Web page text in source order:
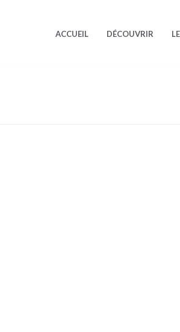
ACCUEIL DÉCOUVRIR